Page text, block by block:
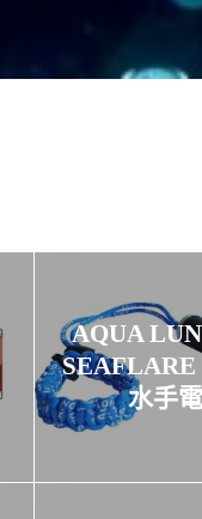
AQUA
水手